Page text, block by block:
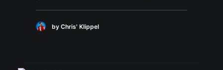
by Chris' Klippel